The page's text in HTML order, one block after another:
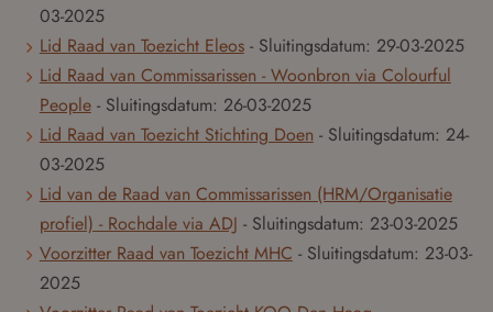
03-2025
Lid Raad van Toezicht Eleos - Sluitingsdatum: 29-03-2025
Lid Raad van Commissarissen - Woonbron via Colourful
People - Sluitingsdatum: 26-03-2025
Lid Raad van Toezicht Stichting Doen - Sluitingsdatum: 24-
03-2025
Lid van de Raad van Commissarissen (HRM/Organisatie
profiel) - Rochdale via ADJ - Sluitingsdatum: 23-03-2025
Voorzitter Raad van Toezicht MHC - Sluitingsdatum: 23-03-
2025